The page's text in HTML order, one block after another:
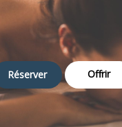
Réserver Offrir